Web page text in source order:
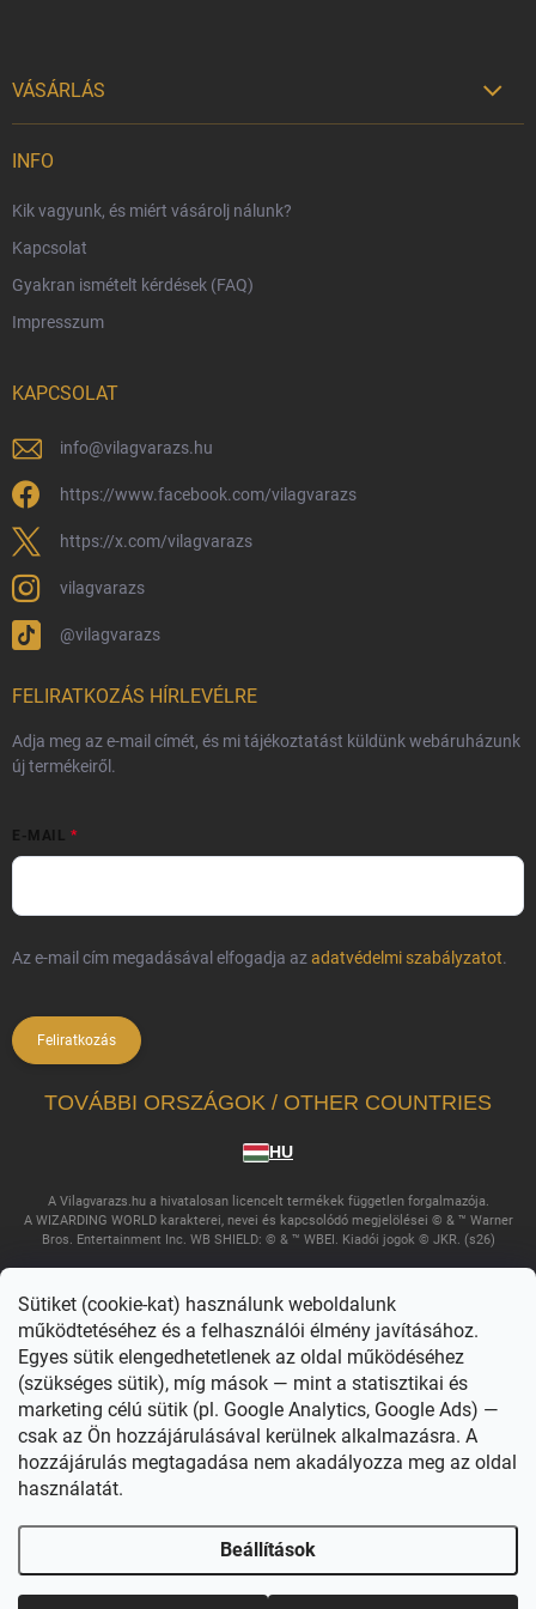
Sütiket (cookie-kat) használunk weboldalunk
működtetéséhez és a felhasználói élmény javításához.
Egyes sütik elengedhetetlenek az oldal működéséhez
(szükséges sütik), míg mások — mint a statisztikai és
marketing célú sütik (pl. Google Analytics, Google Ads) —
csak az Ön hozzájárulásával kerülnek alkalmazásra. A
hozzájárulás megtagadása nem akadályozza meg az oldal
használatát.
Beállítások
VÁSÁRLÁS 
Harry Potter bolt Magyarország
Rendelésem
Reklamáció és visszáru
Hűségprogram
Általános Szerződési Feltételek
Adatvédelmi feltételek
Védjegyek és szerzői jogok
Fémjelzés és nemesfém-tájékoztató
INFO
Kik vagyunk, és miért vásárolj nálunk?
Kapcsolat
Gyakran ismételt kérdések (FAQ)
Impresszum
KAPCSOLAT
info@vilagvarazs.hu
https://www.facebook.com/vilagvarazs
https://x.com/vilagvarazs
vilagvarazs
@vilagvarazs
FELIRATKOZÁS HÍRLEVÉLRE
Adja meg az e-mail címét, és mi tájékoztatást küldünk webáruházunk
új termékeiről.
E-MAIL
Az e-mail cím megadásával elfogadja azadatvédelmi szabályzatot.
Feliratkozás
TOVÁBBI ORSZÁGOK / OTHER COUNTRIES
HU
A Vilagvarazs.hu a hivatalosan licencelt termékek független forgalmazója.
A WIZARDING WORLD karakterei, nevei és kapcsolódó megjelölései © & ™ Warner
Bros. Entertainment Inc. WB SHIELD: © & ™ WBEI. Kiadói jogok © JKR. (s26)
Copyright 2026Világvarázs. Minden jog fenntartva.Süti beállítások
szerkesztése